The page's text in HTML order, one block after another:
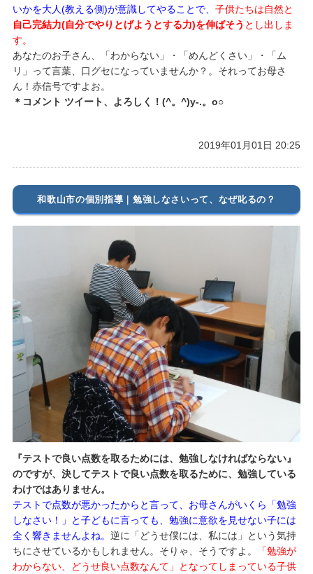
いかを大人(教える側)が意識してやることで、 子供たちは自然と
自己完結力(自分でやりとげようとする力)を伸ばそう とし出しま
す。
あなたのお子さん、「わからない」・「めんどくさい」・「ム
リ」って言葉、口グセになっていませんか？。それってお母さ
ん！赤信号ですよお。
＊コメント ツイート、よろしく！(^。^)y-.。o○
2019年01月01日 20:25
和歌山市の個別指導｜勉強しなさいって、なぜ叱るの？
『テストで良い点数を取るためには、勉強しなければならない』
のですが、決してテストで良い点数を取るために、勉強している
わけではありません。
テストで点数が悪かったからと言って、お母さんがいくら「勉強
しなさい！」と子どもに言っても、勉強に意欲を見せない子には
全く響きませんよね。 逆に「どうせ僕には、私には」という気持
ちにさせているかもしれません。そりゃ、そうですよ。
「勉強が
わからない、どうせ良い点数なんて」となってしまっている子供